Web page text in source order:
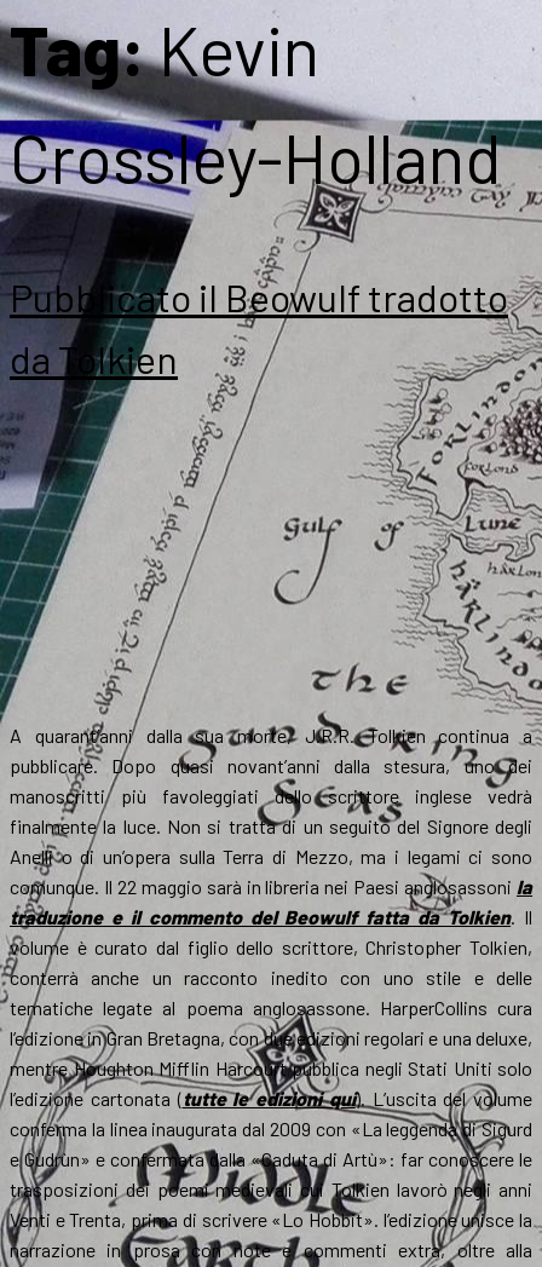
Tag:Kevin
Crossley-Holland
Pubblicato il Beowulf tradotto
da Tolkien
A quarant’anni dalla sua morte, J.R.R. Tolkien continua a
pubblicare. Dopo quasi novant’anni dalla stesura, uno dei
manoscritti più favoleggiati dello scrittore inglese vedrà
finalmente la luce. Non si tratta di un seguito del Signore degli
Anelli o di un’opera sulla Terra di Mezzo, ma i legami ci sono
comunque. Il 22 maggio sarà in libreria nei Paesi anglosassoni la
traduzione e il commento del Beowulf fatta da Tolkien. Il
volume è curato dal figlio dello scrittore, Christopher Tolkien,
conterrà anche un racconto inedito con uno stile e delle
tematiche legate al poema anglosassone. HarperCollins cura
l’edizione in Gran Bretagna, con due edizioni regolari e una deluxe,
mentre Houghton Mifflin Harcourt pubblica negli Stati Uniti solo
l’edizione cartonata (tutte le edizioni qui). L’uscita del volume
conferma la linea inaugurata dal 2009 con «La leggenda di Sigurd
e Gudrùn» e confermata dalla «Caduta di Artù»: far conoscere le
trasposizioni dei poemi medievali cui Tolkien lavorò negli anni
Venti e Trenta, prima di scrivere «Lo Hobbit». l’edizione unisce la
narrazione in prosa con note e commenti extra, oltre alla